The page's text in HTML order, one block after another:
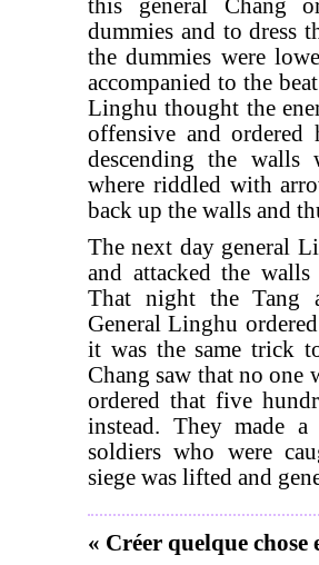
this general Chang
dummies and to dress
the dummies were
accompanied to the
Linghu thought the
offensive and ordered
descending the walls
where riddled with
back up the walls and
The next day general
and attacked the
That night the Tang
General Linghu
it was the same trick
Chang saw that no one
ordered that five
instead. They made
soldiers who were
siege was lifted and
« Créer quelque